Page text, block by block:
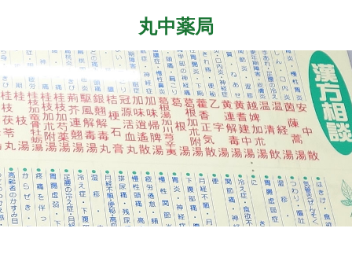
丸中薬局
Menu
ホーム
症状改善事例
取扱商品
ブログ
最近の記事
2026.7.27
先日、『最新の癌治療法と冬虫夏草』という勉
強会に参加して参りました。多方面から様々な